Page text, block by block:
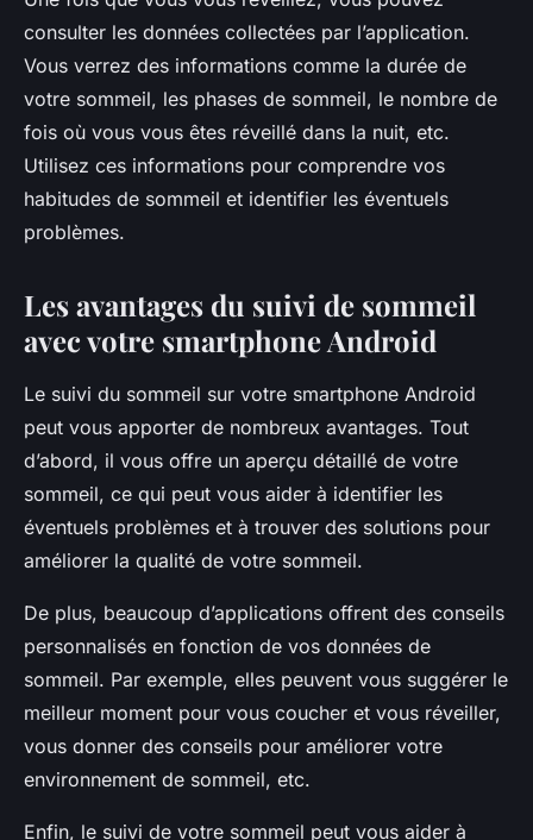
consulter les données collectées par l’application.
Vous verrez des informations comme la durée de
votre sommeil, les phases de sommeil, le nombre de
fois où vous vous êtes réveillé dans la nuit, etc.
Utilisez ces informations pour comprendre vos
habitudes de sommeil et identifier les éventuels
problèmes.
Les avantages du suivi de sommeil
avec votre smartphone Android
Le suivi du sommeil sur votre smartphone Android
peut vous apporter de nombreux avantages. Tout
d’abord, il vous offre un aperçu détaillé de votre
sommeil, ce qui peut vous aider à identifier les
éventuels problèmes et à trouver des solutions pour
améliorer la qualité de votre sommeil.
De plus, beaucoup d’applications offrent des conseils
personnalisés en fonction de vos données de
sommeil. Par exemple, elles peuvent vous suggérer le
meilleur moment pour vous coucher et vous réveiller,
vous donner des conseils pour améliorer votre
environnement de sommeil, etc.
Enfin, le suivi de votre sommeil peut vous aider à